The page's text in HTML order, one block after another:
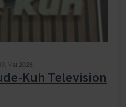
Mai 2026
Kuh Television